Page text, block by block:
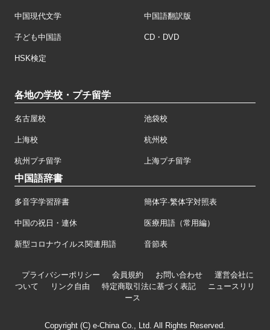
中国現代文学 中国語翻訳版
子ども中国語 CD・DVD
HSK検定
各地の学校・プチ留学
名古屋校 池袋校
上海校 杭州校
杭州プチ留学 上海プチ留学
中国語辞書
多音字学習辞書 簡体字·繁体字対照表
中国の祝日・連休 医療用語（常用編）
新型コロナウイルス関連用語 音節表
プライバシーポリシー 会員規約 お問い合わせ
運営会社に
ついて
リンク自由 特定商取引法に基づく表記
ニュースリリ
ース
Copyright (C) e-China Co., Ltd. All Rights Reserved.